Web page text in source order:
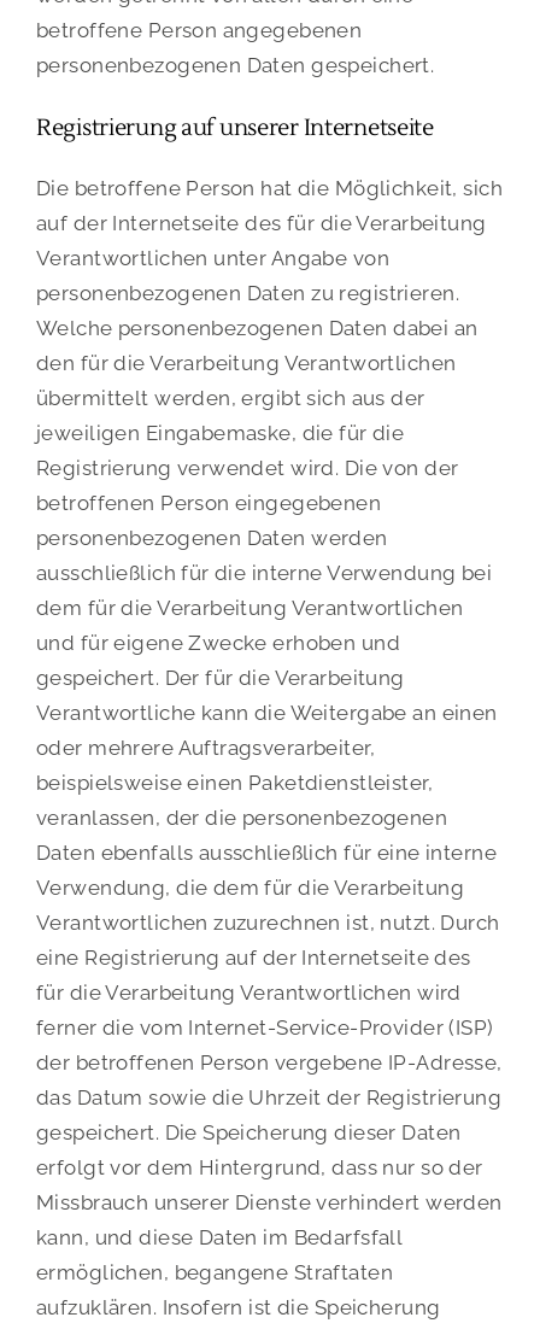
betroffene Person angegebenen
personenbezogenen Daten gespeichert.
Registrierung auf unserer Internetseite
Die betroffene Person hat die Möglichkeit, sich
auf der Internetseite des für die Verarbeitung
Verantwortlichen unter Angabe von
personenbezogenen Daten zu registrieren.
Welche personenbezogenen Daten dabei an
den für die Verarbeitung Verantwortlichen
übermittelt werden, ergibt sich aus der
jeweiligen Eingabemaske, die für die
Registrierung verwendet wird. Die von der
betroffenen Person eingegebenen
personenbezogenen Daten werden
ausschließlich für die interne Verwendung bei
dem für die Verarbeitung Verantwortlichen
und für eigene Zwecke erhoben und
gespeichert. Der für die Verarbeitung
Verantwortliche kann die Weitergabe an einen
oder mehrere Auftragsverarbeiter,
beispielsweise einen Paketdienstleister,
veranlassen, der die personenbezogenen
Daten ebenfalls ausschließlich für eine interne
Verwendung, die dem für die Verarbeitung
Verantwortlichen zuzurechnen ist, nutzt. Durch
eine Registrierung auf der Internetseite des
für die Verarbeitung Verantwortlichen wird
ferner die vom Internet-Service-Provider (ISP)
der betroffenen Person vergebene IP-Adresse,
das Datum sowie die Uhrzeit der Registrierung
gespeichert. Die Speicherung dieser Daten
erfolgt vor dem Hintergrund, dass nur so der
Missbrauch unserer Dienste verhindert werden
kann, und diese Daten im Bedarfsfall
ermöglichen, begangene Straftaten
aufzuklären. Insofern ist die Speicherung